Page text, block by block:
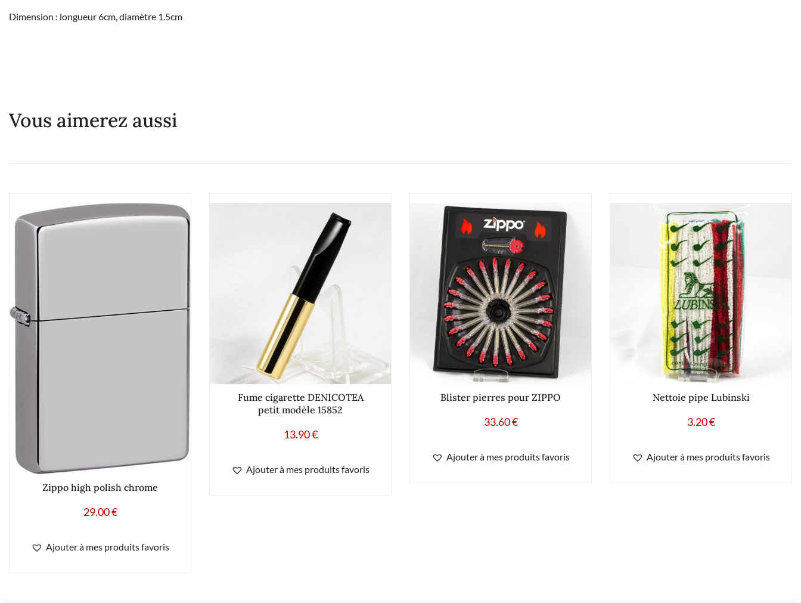
Dimension : longueur 6cm, diamètre 1.5cm
Vous aimerez aussi
Zippo high polish chrome
29.00€
Ajouter à mes produits favoris
Fume cigarette DENICOTEA
petit modèle 15852
13.90€
Ajouter à mes produits favoris
Blister pierres pour ZIPPO
33.60€
Ajouter à mes produits favoris
Nettoie pipe Lubinski
3.20€
Ajouter à mes produits favoris